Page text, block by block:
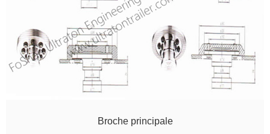
Broche principale